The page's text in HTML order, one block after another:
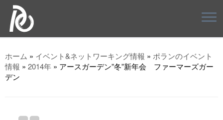
ホーム » イベント&ネットワーキング情報 » ポランのイベント
情報 » 2014年 » アースガーデン”冬”新年会 ファーマーズガー
デン